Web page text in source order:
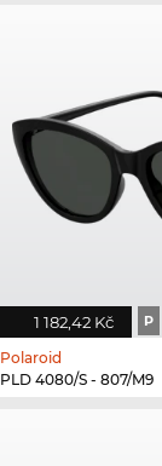
1 182,42 Kč P
Polaroid
PLD 4080/S - 807/M9